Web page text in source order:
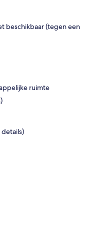
beschikbaar (tegen een
ruimte